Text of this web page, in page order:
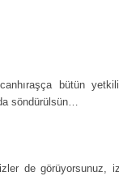
bütün
söndürülsün…
de görüyorsunuz,